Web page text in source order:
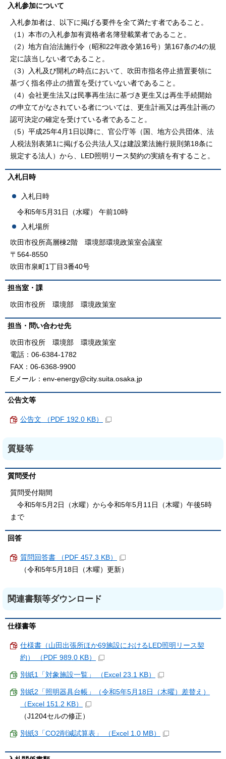
入札参加について
入札参加者は、以下に掲げる要件を全て満たす者であること。
（1）本市の入札参加有資格者名簿登載業者であること。
（2）地方自治法施行令（昭和22年政令第16号）第167条の4の規
定に該当しない者であること。
（3）入札及び開札の時点において、吹田市指名停止措置要領に
基づく指名停止の措置を受けていない者であること。
（4）会社更生法又は民事再生法に基づき更生又は再生手続開始
の申立てがなされている者については、更生計画又は再生計画の
認可決定の確定を受けている者であること。
（5）平成25年4月1日以降に、官公庁等（国、地方公共団体、法
人税法別表第1に掲げる公共法人又は建設業法施行規則第18条に
規定する法人）から、LED照明リース契約の実績を有すること。
入札日時
入札日時
令和5年5月31日（水曜） 午前10時
入札場所
吹田市役所高層棟2階 環境部環境政策室会議室
〒564-8550
吹田市泉町1丁目3番40号
担当室・課
吹田市役所 環境部 環境政策室
担当・問い合わせ先
吹田市役所 環境部 環境政策室
電話：06-6384-1782
FAX：06-6368-9900
Eメール：env-energy@city.suita.osaka.jp
公告文等
公告文 （PDF 192.0 KB）
質疑等
質問受付
質問受付期間
令和5年5月2日（水曜）から令和5年5月11日（木曜）午後5時
まで
回答
質問回答書 （PDF 457.3 KB）
（令和5年5月18日（木曜）更新）
関連書類等ダウンロード
仕様書等
仕様書（山田出張所ほか69施設におけるLED照明リース契
約） （PDF 989.0 KB）
別紙1「対象施設一覧」 （Excel 23.1 KB）
別紙2「照明器具台帳」（令和5年5月18日（木曜）差替え）
（Excel 151.2 KB）
（J1204セルの修正）
別紙3「CO2削減試算表」 （Excel 1.0 MB）